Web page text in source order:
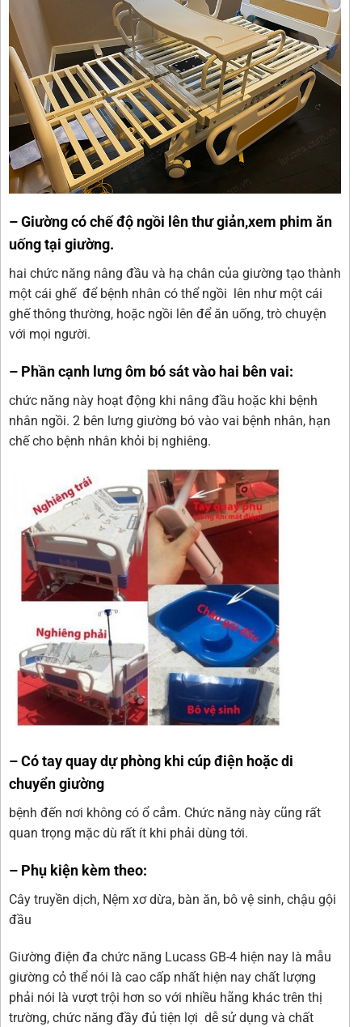
– Giường có chế độ ngồi lên thư giản,xem phim ăn
uống tại giường.
hai chức năng nâng đầu và hạ chân của giường tạo thành
một cái ghế để bệnh nhân có thể ngồi lên như một cái
ghế thông thường, hoặc ngồi lên để ăn uống, trò chuyện
với mọi người.
– Phần cạnh lưng ôm bó sát vào hai bên vai:
chức năng này hoạt động khi nâng đầu hoặc khi bệnh
nhân ngồi. 2 bên lưng giường bó vào vai bệnh nhân, hạn
chế cho bệnh nhân khỏi bị nghiêng.
– Có tay quay dự phòng khi cúp điện hoặc di
chuyển giường
bệnh đến nơi không có ổ cắm. Chức năng này cũng rất
quan trọng mặc dù rất ít khi phải dùng tới.
– Phụ kiện kèm theo:
Cây truyền dịch, Nệm xơ dừa, bàn ăn, bô vệ sinh, chậu gội
đầu
Giường điện đa chức năng Lucass GB-4 hiện nay là mẫu
giường cỏ thể nói là cao cấp nhất hiện nay chất lượng
phải nói là vượt trội hơn so với nhiều hãng khác trên thị
trường, chức năng đầy đủ tiện lợi dễ sử dụng và chất